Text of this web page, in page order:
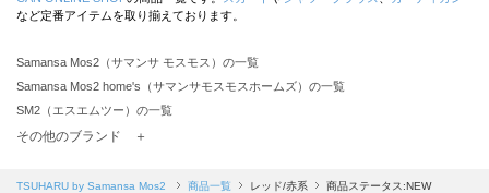
など定番アイテムを取り揃えております。
Samansa Mos2（サマンサ モスモス）の一覧
Samansa Mos2 home's（サマンサモスモスホームズ）の一覧
SM2（エスエムツー）の一覧
TSUHARU by Samansa Mos2（ツハルバイサマンサモスモス）の一覧
Samansa Mos2 blue（サマンサモスモス ブルー）の一覧
その他のブランド ＋
TSUHARU by Samansa Mos2 商品一覧 レッド/赤系 商品ステータス:NEW